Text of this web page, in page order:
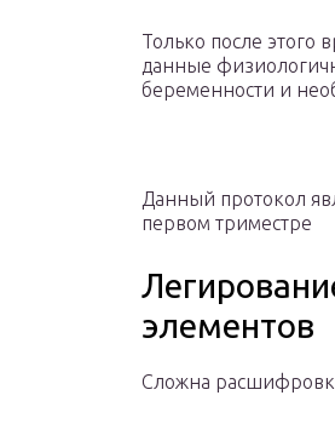
Только после
данные
беременности и
Данный протокол
первом триместре
элементов
Сложна